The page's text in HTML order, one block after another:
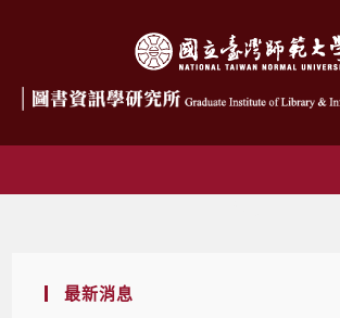
最新消息